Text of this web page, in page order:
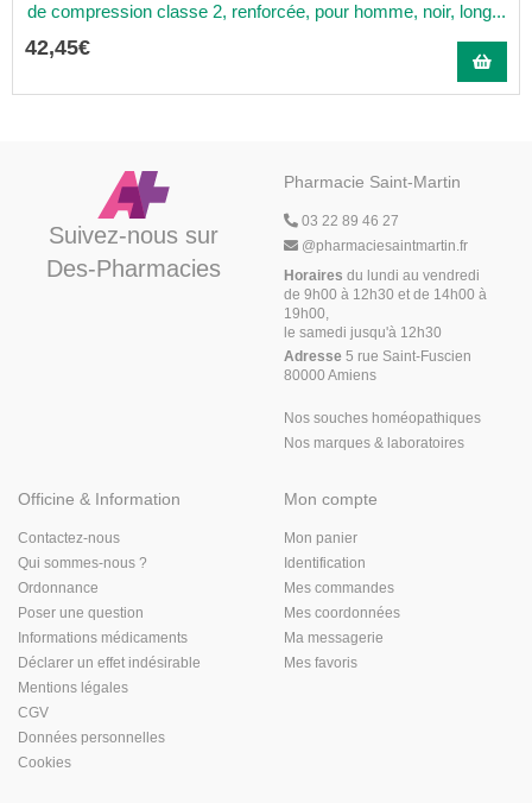
de compression classe 2, renforcée, pour homme, noir, long...
42,45€
Suivez-nous sur
Des-Pharmacies
Pharmacie Saint-Martin
03 22 89 46 27
@pharmaciesaintmartin.fr
Horaires du lundi au vendredi
de 9h00 à 12h30 et de 14h00 à
19h00,
le samedi jusqu'à 12h30
Adresse 5 rue Saint-Fuscien
80000 Amiens
Nos souches homéopathiques
Nos marques & laboratoires
Officine & Information
Contactez-nous
Qui sommes-nous ?
Ordonnance
Poser une question
Informations médicaments
Déclarer un effet indésirable
Mentions légales
CGV
Données personnelles
Cookies
Mon compte
Mon panier
Identification
Mes commandes
Mes coordonnées
Ma messagerie
Mes favoris